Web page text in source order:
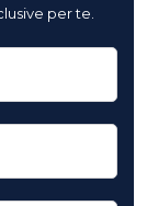
per te.